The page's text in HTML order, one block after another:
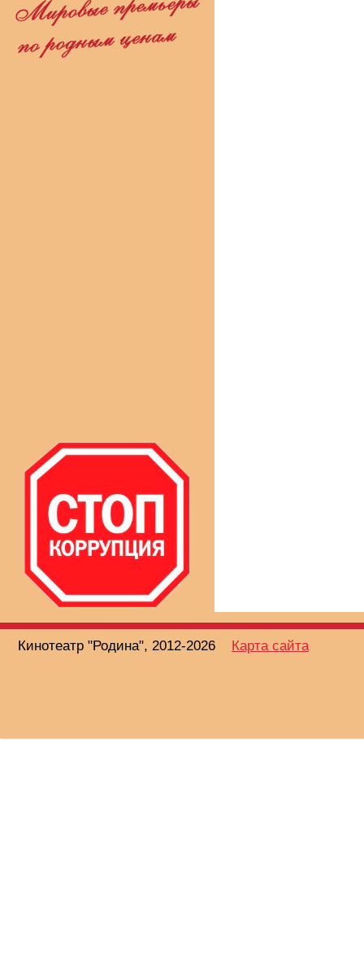
Кинотеатр "Родина", 2012-2026 Карта сайта